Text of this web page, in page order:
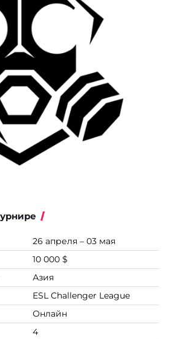
26 апреля – 03 мая
10 000 $
Азия
ESL Challenger League
Онлайн
4